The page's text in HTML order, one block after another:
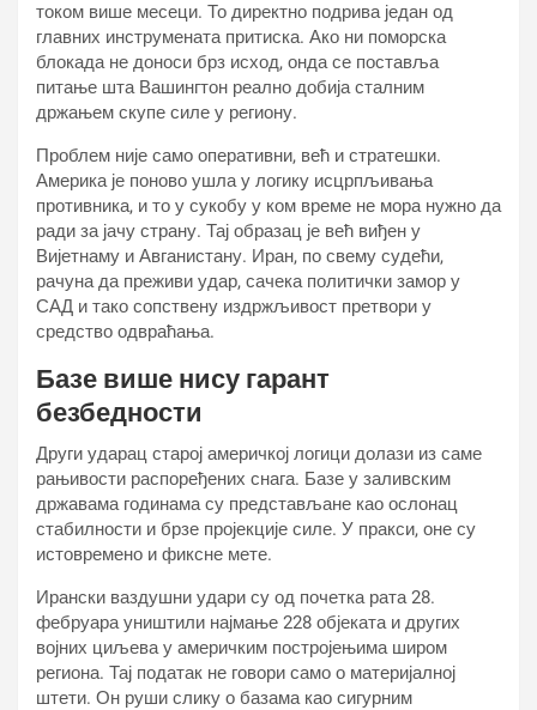
током више месеци. То директно подрива један од
главних инструмената притиска. Ако ни поморска
блокада не доноси брз исход, онда се поставља
питање шта Вашингтон реално добија сталним
држањем скупе силе у региону.
Проблем није само оперативни, већ и стратешки.
Америка је поново ушла у логику исцрпљивања
противника, и то у сукобу у ком време не мора нужно да
ради за јачу страну. Тај образац је већ виђен у
Вијетнаму и Авганистану. Иран, по свему судећи,
рачуна да преживи удар, сачека политички замор у
САД и тако сопствену издржљивост претвори у
средство одвраћања.
Базе више нису гарант
безбедности
Други ударац старој америчкој логици долази из саме
рањивости распоређених снага. Базе у заливским
државама годинама су представљане као ослонац
стабилности и брзе пројекције силе. У пракси, оне су
истовремено и фиксне мете.
Ирански ваздушни удари су од почетка рата 28.
фебруара уништили најмање 228 објеката и других
војних циљева у америчким постројењима широм
региона. Тај податак не говори само о материјалној
штети. Он руши слику о базама као сигурним